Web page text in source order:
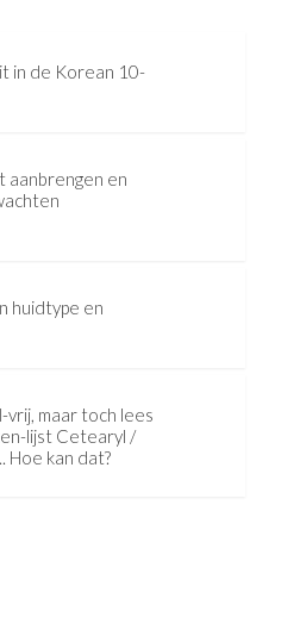
in de Korean 10-
aanbrengen en
huidtype en
maar toch lees
lijst Cetearyl /
Hoe kan dat?